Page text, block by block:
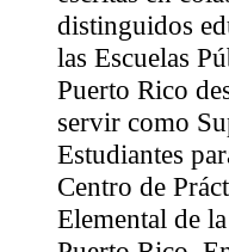
distinguidos
las Escuelas
Puerto Rico
servir como
Estudiantes
Centro de
Elemental de